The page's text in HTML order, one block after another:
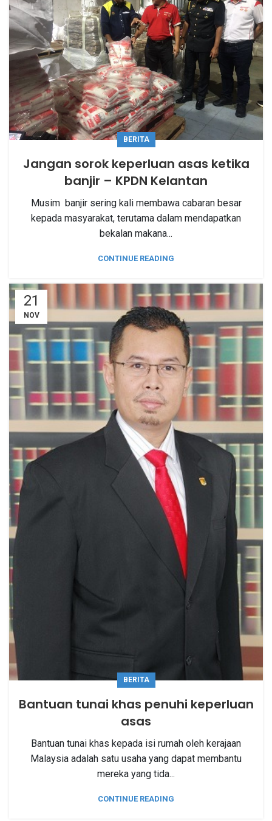
BERITA
Jangan sorok keperluan asas ketika
banjir – KPDN Kelantan
Musim banjir sering kali membawa cabaran besar
kepada masyarakat, terutama dalam mendapatkan
bekalan makana...
CONTINUE READING
21
NOV
BERITA
Bantuan tunai khas penuhi keperluan
asas
Bantuan tunai khas kepada isi rumah oleh kerajaan
Malaysia adalah satu usaha yang dapat membantu
mereka yang tida...
CONTINUE READING